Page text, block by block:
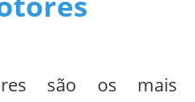
são os mais